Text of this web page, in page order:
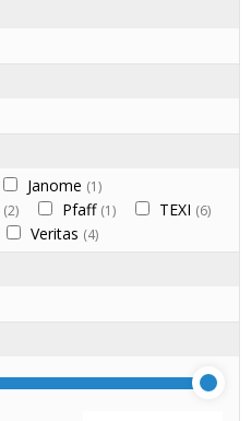
Janome (1)
(2) Pfaff (1) TEXI (6)
Veritas (4)